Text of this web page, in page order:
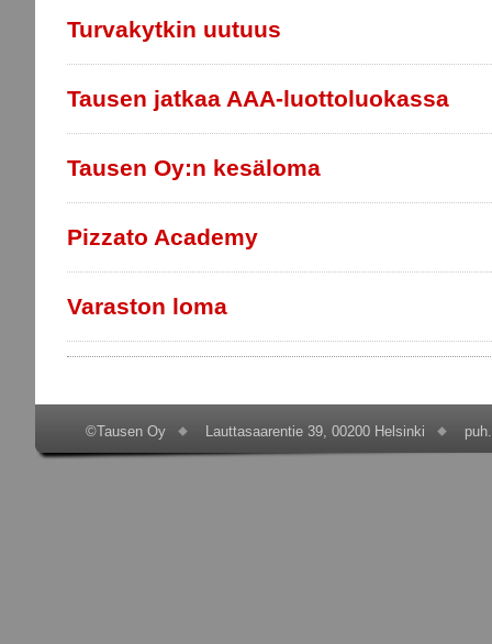
Turvakytkin uutuus
Tausen jatkaa AAA-luottoluokassa
Tausen Oy:n kesäloma
Pizzato Academy
Varaston loma
©Tausen Oy Lauttasaarentie 39, 00200 Helsinki